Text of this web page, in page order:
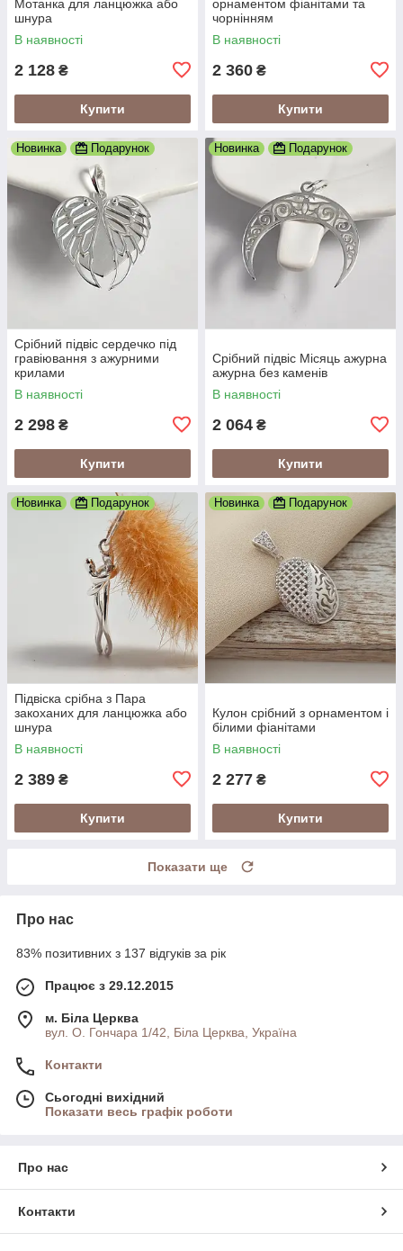
Мотанка для ланцюжка або
шнура
В наявності
2 128 ₴
Купити
орнаментом фіанітами та
чорнінням
В наявності
2 360 ₴
Купити
Новинка Подарунок
Срібний підвіс сердечко під
гравіювання з ажурними
крилами
В наявності
2 298 ₴
Купити
Новинка Подарунок
Срібний підвіс Місяць ажурна
ажурна без каменів
В наявності
2 064 ₴
Купити
Новинка Подарунок
Підвіска срібна з Пара
закоханих для ланцюжка або
шнура
В наявності
2 389 ₴
Купити
Новинка Подарунок
Кулон срібний з орнаментом і
білими фіанітами
В наявності
2 277 ₴
Купити
Показати ще
Про нас
83% позитивних з 137 відгуків за рік
Працює з 29.12.2015
м. Біла Церква
вул. О. Гончара 1/42, Біла Церква, Україна
Контакти
Сьогодні вихідний
Показати весь графік роботи
Про нас
Контакти